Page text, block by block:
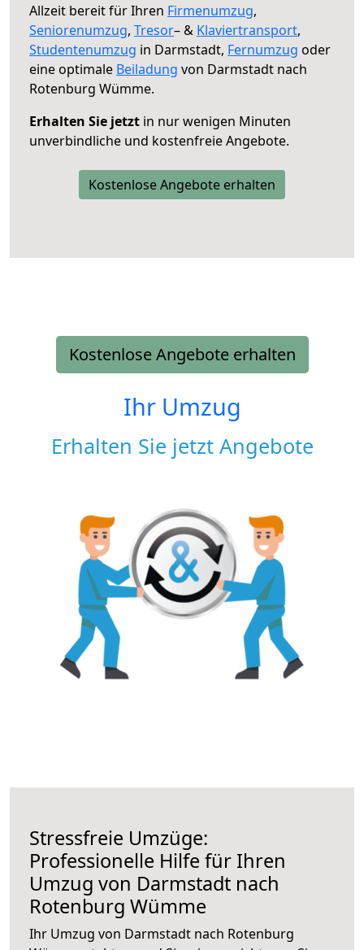
Allzeit bereit für Ihren Firmenumzug,
Seniorenumzug, Tresor– & Klaviertransport,
Studentenumzug in Darmstadt, Fernumzug oder
eine optimale Beiladung von Darmstadt nach
Rotenburg Wümme.
Erhalten Sie jetzt in nur wenigen Minuten
unverbindliche und kostenfreie Angebote.
Kostenlose Angebote erhalten
Kostenlose Angebote erhalten
Ihr Umzug
Erhalten Sie jetzt Angebote
Stressfreie Umzüge:
Professionelle Hilfe für Ihren
Umzug von Darmstadt nach
Rotenburg Wümme
Ihr Umzug von Darmstadt nach Rotenburg